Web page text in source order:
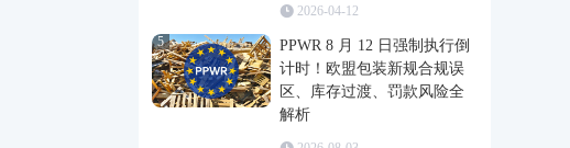
2026-04-12
5
PPWR 8 月 12 日强制执行倒
计时！欧盟包装新规合规误
区、库存过渡、罚款风险全
解析